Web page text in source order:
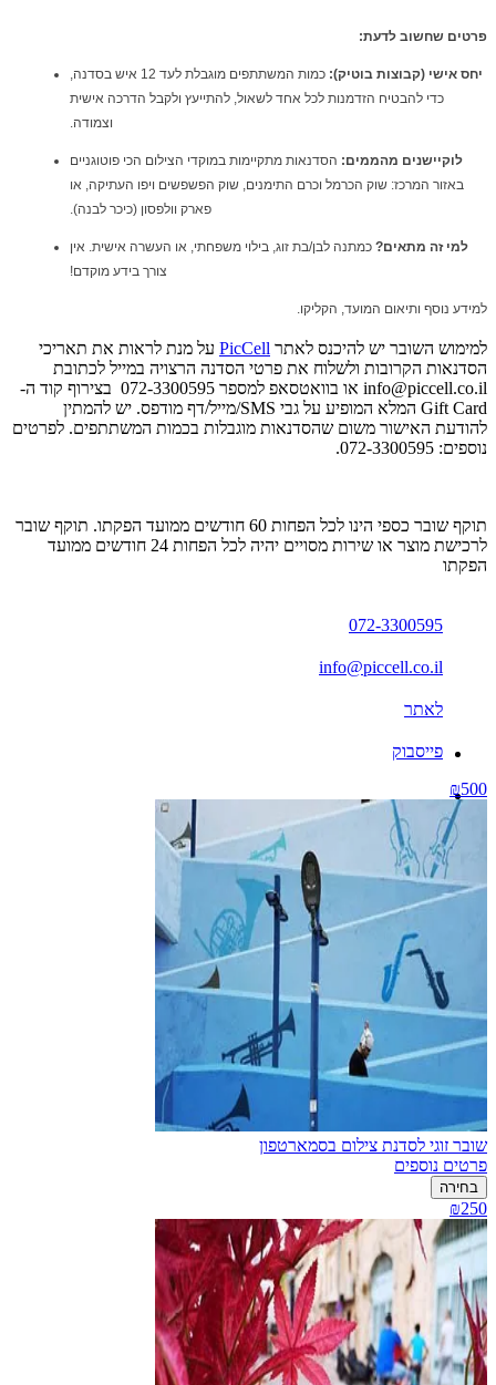
פרטים שחשוב לדעת:
יחס אישי (קבוצות בוטיק):
כמות המשתתפים מוגבלת לעד 12 איש בסדנה,
כדי להבטיח הזדמנות לכל אחד לשאול, להתייעץ ולקבל הדרכה אישית
וצמודה.
לוקיישנים מהממים: הסדנאות מתקיימות במוקדי הצילום הכי פוטוגניים
באזור המרכז: שוק הכרמל וכרם התימנים, שוק הפשפשים ויפו העתיקה, או
פארק וולפסון (כיכר לבנה).
למי זה מתאים? כמתנה לבן/בת זוג, בילוי משפחתי, או העשרה אישית. אין
צורך בידע מוקדם!
למידע נוסף ותיאום המועד, הקליקו.
למימוש השובר יש להיכנס לאתר PicCell על מנת לראות את תאריכי
הסדנאות הקרובות ולשלוח את פרטי הסדנה הרצויה במייל לכתובת
info@piccell.co.il
או בוואטסאפ למספר 072-3300595 בצירוף קוד ה-
Gift Card המלא המופיע על גבי SMS/מייל/דף מודפס‎. יש להמתין
להודעת האישור משום שהסדנאות מוגבלות בכמות המשתתפים. לפרטים
נוספים: 072-3300595.
תוקף שובר כספי הינו לכל הפחות 60 חודשים ממועד הפקתו. תוקף שובר
לרכישת מוצר או שירות מסויים יהיה לכל הפחות 24 חודשים ממועד
הפקתו
072-3300595
info@piccell.co.il
לאתר
פייסבוק
₪500
שובר זוגי לסדנת צילום בסמארטפון
פרטים נוספים
בחירה
₪250